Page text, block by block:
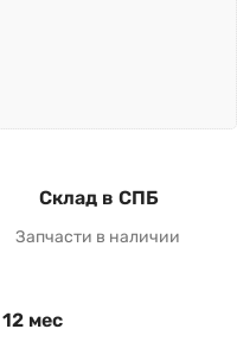
Склад в СПБ
Запчасти в наличии
мес